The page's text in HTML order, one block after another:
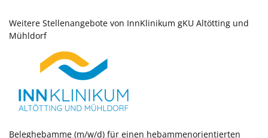
Weitere Stellenangebote von InnKlinikum gKU Altötting und
Mühldorf
Beleghebamme (m/w/d) für einen hebammenorientierten